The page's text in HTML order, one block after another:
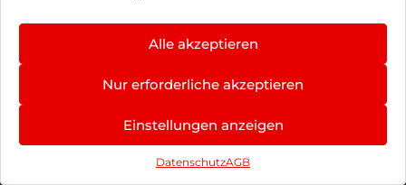
Alle akzeptieren
Nur erforderliche akzeptieren
Einstellungen anzeigen
DatenschutzAGB
Hinweis zur Batterieentsorgung
Newsletter
, Brodos AG – All Rights Reserved.